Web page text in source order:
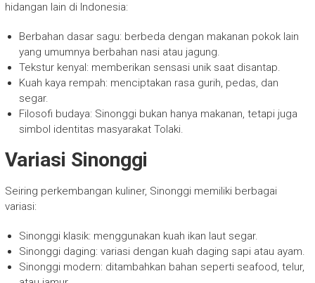
hidangan lain di Indonesia:
Berbahan dasar sagu: berbeda dengan makanan pokok lain
yang umumnya berbahan nasi atau jagung.
Tekstur kenyal: memberikan sensasi unik saat disantap.
Kuah kaya rempah: menciptakan rasa gurih, pedas, dan
segar.
Filosofi budaya: Sinonggi bukan hanya makanan, tetapi juga
simbol identitas masyarakat Tolaki.
Variasi Sinonggi
Seiring perkembangan kuliner, Sinonggi memiliki berbagai
variasi:
Sinonggi klasik: menggunakan kuah ikan laut segar.
Sinonggi daging: variasi dengan kuah daging sapi atau ayam.
Sinonggi modern: ditambahkan bahan seperti seafood, telur,